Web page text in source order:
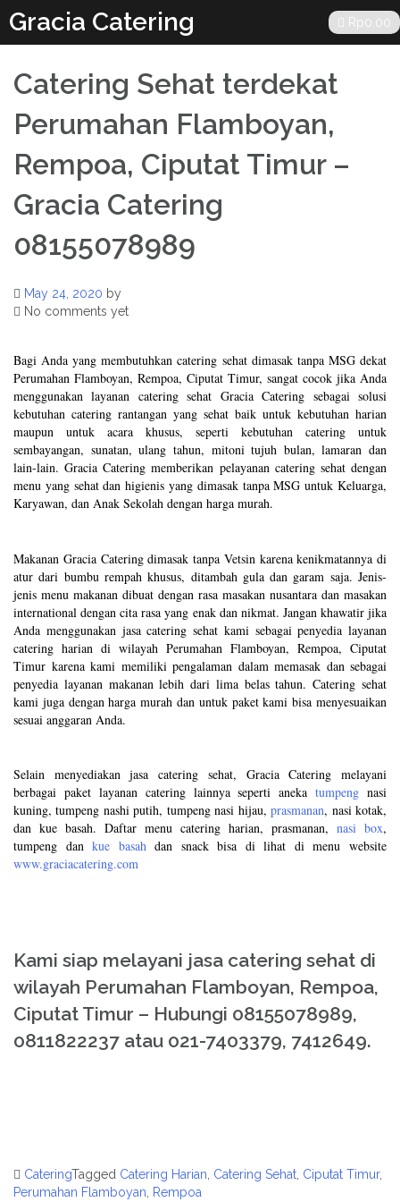
to
content
Gracia Catering Rp0.00
Catering Sehat terdekat
Perumahan Flamboyan,
Rempoa, Ciputat Timur –
Gracia Catering
08155078989
May 24, 2020 by
No comments yet
Bagi Anda yang membutuhkan catering sehat dimasak tanpa MSG dekat
Perumahan Flamboyan, Rempoa, Ciputat Timur, sangat cocok jika Anda
menggunakan layanan catering sehat Gracia Catering sebagai solusi
kebutuhan catering rantangan yang sehat baik untuk kebutuhan harian
maupun untuk acara khusus, seperti kebutuhan catering untuk
sembayangan, sunatan, ulang tahun, mitoni tujuh bulan, lamaran dan
lain-lain. Gracia Catering memberikan pelayanan catering sehat dengan
menu yang sehat dan higienis yang dimasak tanpa MSG untuk Keluarga,
Karyawan, dan Anak Sekolah dengan harga murah.
Makanan Gracia Catering dimasak tanpa Vetsin karena kenikmatannya di
atur dari bumbu rempah khusus, ditambah gula dan garam saja. Jenis-
jenis menu makanan dibuat dengan rasa masakan nusantara dan masakan
international dengan cita rasa yang enak dan nikmat. Jangan khawatir jika
Anda menggunakan jasa catering sehat kami sebagai penyedia layanan
catering harian di wilayah Perumahan Flamboyan, Rempoa, Ciputat
Timur karena kami memiliki pengalaman dalam memasak dan sebagai
penyedia layanan makanan lebih dari lima belas tahun. Catering sehat
kami juga dengan harga murah dan untuk paket kami bisa menyesuaikan
sesuai anggaran Anda.
Selain menyediakan jasa catering sehat, Gracia Catering melayani
berbagai paket layanan catering lainnya seperti anekatumpeng nasi
kuning, tumpeng nashi putih, tumpeng nasi hijau,prasmanan, nasi kotak,
dan kue basah. Daftar menu catering harian, prasmanan, nasi box,
tumpeng dankue basahdan snack bisa di lihat di menu website
www.graciacatering.com
Kami siap melayani jasa catering sehat di
wilayah Perumahan Flamboyan, Rempoa,
Ciputat Timur – Hubungi 08155078989,
0811822237 atau 021-7403379, 7412649.
CateringTagged Catering Harian, Catering Sehat, Ciputat Timur,
Perumahan Flamboyan, Rempoa